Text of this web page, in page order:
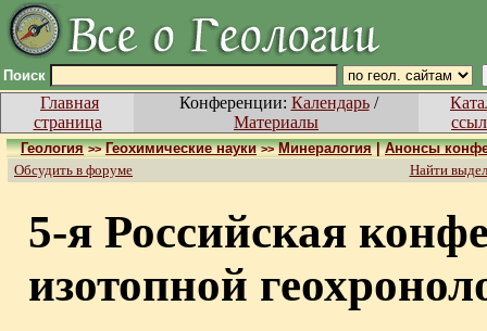
Поиск
Главная
страница
Конференции: Календарь/
Материалы
Геология >> Геохимические науки >> Минералогия|Анонсы
Обсудить в форуме
Найти
5-я Российская
изотопной